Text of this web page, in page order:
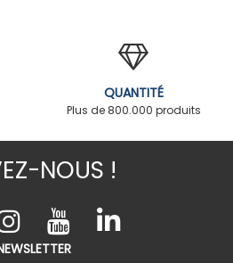
QUANTITÉ
Plus de 800.000 produits
NOUS !